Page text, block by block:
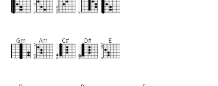
Gm Am C# D# E